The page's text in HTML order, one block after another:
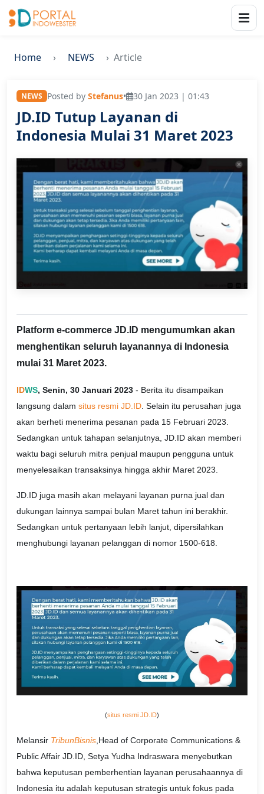
Home NEWS Article
NEWS Posted by Stefanus• 30 Jan 2023 | 01:43
JD.ID Tutup Layanan di
Indonesia Mulai 31 Maret 2023
Platform e-commerce JD.ID mengumumkan akan
menghentikan seluruh layanannya di Indonesia
mulai 31 Maret 2023.
IDWS, Senin, 30 Januari 2023 - Berita itu disampaikan
langsung dalam situs resmi JD.ID . Selain itu perusahan juga
akan berheti menerima pesanan pada 15 Februari 2023.
Sedangkan untuk tahapan selanjutnya, JD.ID akan memberi
waktu bagi seluruh mitra penjual maupun pengguna untuk
menyelesaikan transaksinya hingga akhir Maret 2023.
JD.ID juga masih akan melayani layanan purna jual dan
dukungan lainnya sampai bulan Maret tahun ini berakhir.
Sedangkan untuk pertanyaan lebih lanjut, dipersilahkan
menghubungi layanan pelanggan di nomor 1500-618.
(situs resmi JD.ID)
Melansir TribunBisnis ,Head of Corporate Communications &
Public Affair JD.ID, Setya Yudha Indraswara menyebutkan
bahwa keputusan pemberhentian layanan perusahaannya di
Indonesia itu adalah keputusan strategis untuk fokus pada